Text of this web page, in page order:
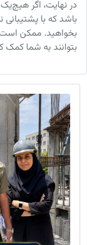
در نهایت، اگر
باشد که با پشتیبانی
بخواهید. ممکن
بتوانند به شما کمک